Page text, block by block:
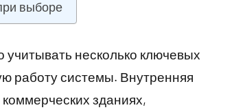
выборе
несколько ключевых
работу системы. Внутренняя
зданиях,